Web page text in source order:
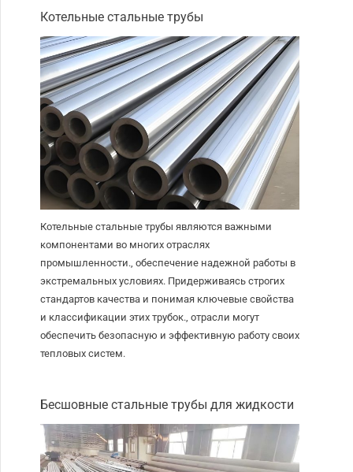
Котельные стальные трубы
Котельные стальные трубы являются важными
компонентами во многих отраслях
промышленности., обеспечение надежной работы в
экстремальных условиях. Придерживаясь строгих
стандартов качества и понимая ключевые свойства
и классификации этих трубок., отрасли могут
обеспечить безопасную и эффективную работу своих
тепловых систем.
Бесшовные стальные трубы для жидкости